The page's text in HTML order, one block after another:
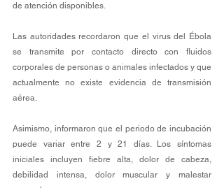
de atención disponibles.
Las autoridades recordaron que el virus del Ébola
se transmite por contacto directo con fluidos
corporales de personas o animales infectados y que
actualmente no existe evidencia de transmisión
aérea.
Asimismo, informaron que el periodo de incubación
puede variar entre 2 y 21 días. Los síntomas
iniciales incluyen fiebre alta, dolor de cabeza,
debilidad intensa, dolor muscular y malestar